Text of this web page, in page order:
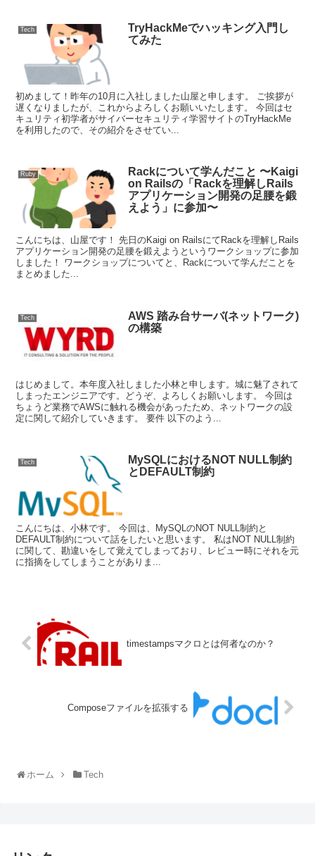
Tech
TryHackMeでハッキング入門し
てみた
初めまして！昨年の10月に入社しました山屋と申します。 ご挨拶が
遅くなりましたが、これからよろしくお願いいたします。 今回はセ
キュリティ初学者がサイバーセキュリティ学習サイトのTryHackMe
を利用したので、その紹介をさせてい...
Ruby
Rackについて学んだこと 〜Kaigi
on Railsの「Rackを理解しRails
アプリケーション開発の足腰を鍛
えよう」に参加〜
こんにちは、山屋です！ 先日のKaigi on RailsにてRackを理解しRails
アプリケーション開発の足腰を鍛えようというワークショップに参加
しました！ ワークショップについてと、Rackについて学んだことを
まとめました...
Tech
AWS 踏み台サーバ(ネットワーク)
の構築
はじめまして。本年度入社しました小林と申します。城に魅了されて
しまったエンジニアです。どうぞ、よろしくお願いします。 今回は
ちょうど業務でAWSに触れる機会があったため、ネットワークの設
定に関して紹介していきます。 要件 以下のよう...
Tech
MySQLにおけるNOT NULL制約
とDEFAULT制約
こんにちは、小林です。 今回は、MySQLのNOT NULL制約と
DEFAULT制約について話をしたいと思います。 私はNOT NULL制約
に関して、勘違いをして覚えてしまっており、レビュー時にそれを元
に指摘をしてしまうことがありま...
timestampsマクロとは何者なのか？
Composeファイルを拡張する
ホーム Tech